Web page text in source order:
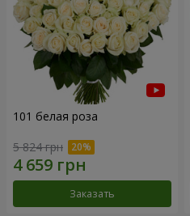
101 белая роза
5 824 грн
Заказать